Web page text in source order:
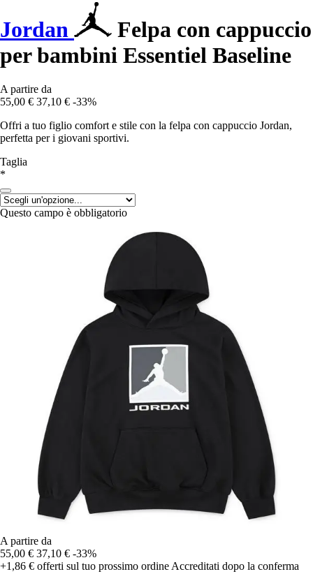
Jordan
Felpa con cappuccio
per bambini Essentiel Baseline
A partire da
55,00 € 37,10 € -33%
Offri a tuo figlio comfort e stile con la felpa con cappuccio Jordan,
perfetta per i giovani sportivi.
Taglia
*
Questo campo è obbligatorio
A partire da
55,00 € 37,10 € -33%
+1,86 € offerti sul tuo prossimo ordine Accreditati dopo la conferma